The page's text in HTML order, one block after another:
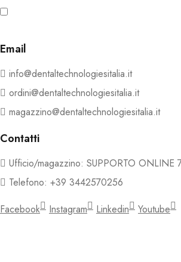
Email
info@dentaltechnologiesitalia.it
ordini@dentaltechnologiesitalia.it
magazzino@dentaltechnologiesitalia.it
Contatti
Ufficio/magazzino: SUPPORTO
Telefono: +39 3442570256
Facebook
Instagram Linkedin Youtube